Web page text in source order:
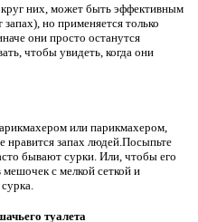
них, может быть эффективным
но применяется только
они просто останутся
чтобы увидеть, когда они
или парикмахером,
нравится запах людей.Посыпьте
бывают сурки. Или, чтобы его
с мелкой сеткой и
туалета